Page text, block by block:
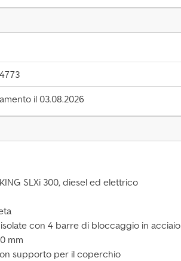
il 03.08.2026
SLXi 300, diesel ed elettrico
con 4 barre di bloccaggio in acciaio
mm
supporto per il coperchio